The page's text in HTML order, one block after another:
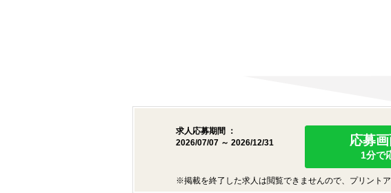
求人応募期間 ：
2026/07/07 ～ 2026/12/31
応募
1分で
※掲載を終了した求人は閲覧できませんので、プリントア